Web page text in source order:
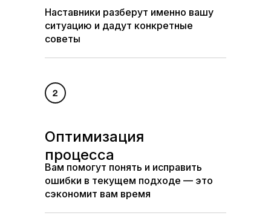
Наставники разберут именно вашу
ситуацию и дадут конкретные
советы
Оптимизация
процесса
Вам помогут понять и исправить
ошибки в текущем подходе — это
сэкономит вам время